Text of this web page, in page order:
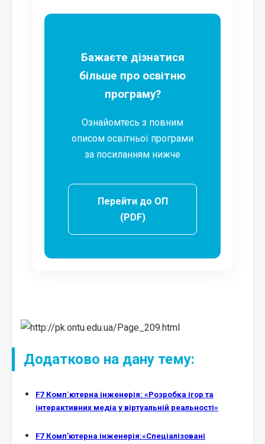
Бажаєте дізнатися
більше про освітню
програму?
Ознайомтесь з повним
описом освітньої програми
за посиланням нижче
Перейти до ОП
(PDF)
Додатково на дану тему:
F7 Комп`ютерна інженерія: «Розробка ігор та
інтерактивних медіа у віртуальній реальності»
F7 Комп'ютерна інженерія:«Спеціалізовані